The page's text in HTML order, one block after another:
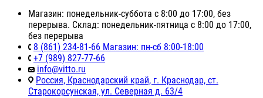
Магазин: понедельник-суббота с 8:00 до 17:00, без
перерыва. Склад: понедельник-пятница с 8:00 до 17:00,
без перерыва
8 (861) 234-81-66 Магазин: пн-сб 8:00-18:00
+7 (989) 827-77-66
info@vitto.ru
Россия, Краснодарский край, г. Краснодар, ст.
Старокорсунская, ул. Северная д. 63/4